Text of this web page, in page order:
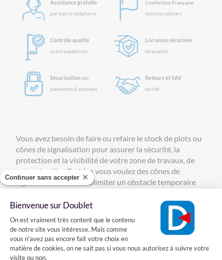
Continuer sans accepter
Bienvenue sur Doublet
Plateforme de Gestion du
On est vraiment très content que le contenu
de notre site vous intéresse. Mais comme
vous n'avez pas encore fait votre choix en
matière de cookies, on ne sait pas si vous nous autorisez à suivre votre
visite ou non.
Assistance gratuite
par mail & téléphone
Confection Française
dans nos ateliers
Contrôle qualité
avant expédition
Livraison sécurisée
de qualité
Sécurisationdes
paiements & données
Retours et SAV
facilté
Vous avez besoin de faire ou refaire le stock de plots ou
cônes de signalisation pour assurer la sécurité, la
protection et la visibilité de votre zone de travaux, de
votre chantier. Ou bien vous voulez des cônes de
signalisation afin de délimiter un obstacle temporaire
route, et en toute sécurité. Chez Doublet, vous
signalisation
debalisage, en vente à l’unité ou par lot, selon vos
souhaits d’utilisation des produits de cette catégorie
des cônes de signalisation de chantier. Alors choisissez